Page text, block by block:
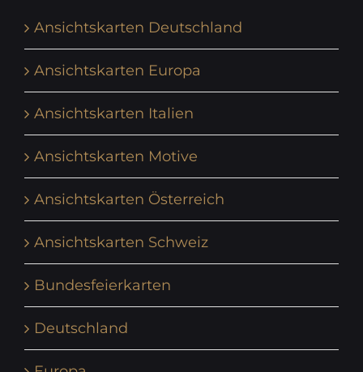
Ansichtskarten Deutschland
Ansichtskarten Europa
Ansichtskarten Italien
Ansichtskarten Motive
Ansichtskarten Österreich
Ansichtskarten Schweiz
Bundesfeierkarten
Deutschland